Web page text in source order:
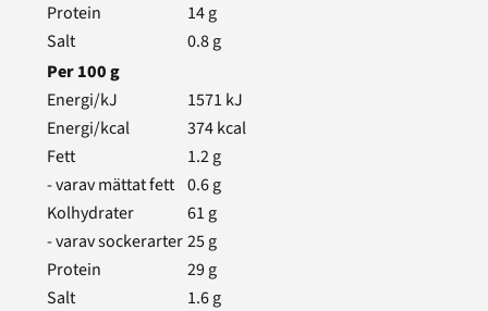
Protein
14g
Salt
0.8g
Per100g
Energi/kJ
1571 kJ
Energi/kcal
374kcal
Fett
1.2g
- varav mättat fett 0.6g
Kolhydrater
61 g
- varav sockerarter25g
Protein
29g
Salt
1.6g